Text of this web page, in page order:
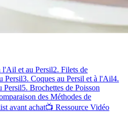
l'Ail et au Persil2. Filets de
Persil3. Coques au Persil et à l'Ail4.
Persil5. Brochettes de Poisson
des Méthodes de
avant achat📺 Ressource Vidéo